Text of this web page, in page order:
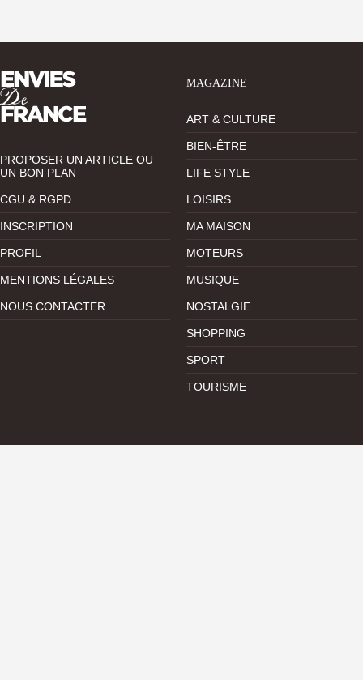
PROPOSER UN ARTICLE OU
UN BON PLAN
CGU & RGPD
INSCRIPTION
PROFIL
MENTIONS LÉGALES
NOUS CONTACTER
MAGAZINE
ART & CULTURE
BIEN-ÊTRE
LIFE STYLE
LOISIRS
MA MAISON
MOTEURS
MUSIQUE
NOSTALGIE
SHOPPING
SPORT
TOURISME